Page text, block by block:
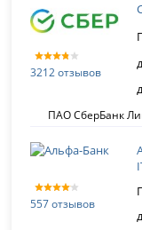
3212 отзывов
ПАО СберБанк
557 отзывов